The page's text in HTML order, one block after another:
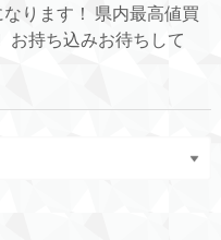
ります！ 県内最高値買
お持ち込みお待ちして